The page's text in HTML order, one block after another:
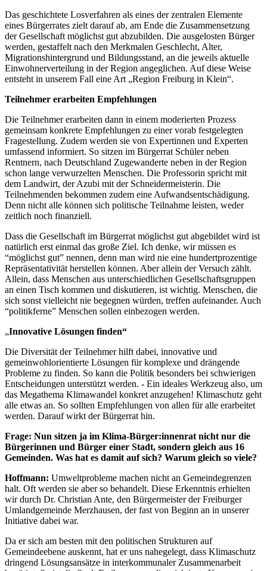
Das geschichtete Losverfahren als eines der zentralen Elemente
eines Bürgerrates zielt darauf ab, am Ende die Zusammensetzung
der Gesellschaft möglichst gut abzubilden. Die ausgelosten Bürger
werden, gestaffelt nach den Merkmalen Geschlecht, Alter,
Migrationshintergrund und Bildungsstand, an die jeweils aktuelle
Einwohnerverteilung in der Region angeglichen. Auf diese Weise
entsteht in unserem Fall eine Art „Region Freiburg in Klein“.
Teilnehmer erarbeiten Empfehlungen
Die Teilnehmer erarbeiten dann in einem moderierten Prozess
gemeinsam konkrete Empfehlungen zu einer vorab festgelegten
Fragestellung. Zudem werden sie von Expertinnen und Experten
umfassend informiert. So sitzen im Bürgerrat Schüler neben
Rentnern, nach Deutschland Zugewanderte neben in der Region
schon lange verwurzelten Menschen. Die Professorin spricht mit
dem Landwirt, der Azubi mit der Schneidermeisterin. Die
Teilnehmenden bekommen zudem eine Aufwandsentschädigung.
Denn nicht alle können sich politische Teilnahme leisten, weder
zeitlich noch finanziell.
Dass die Gesellschaft im Bürgerrat möglichst gut abgebildet wird ist
natürlich erst einmal das große Ziel. Ich denke, wir müssen es
“möglichst gut” nennen, denn man wird nie eine hundertprozentige
Repräsentativität herstellen können. Aber allein der Versuch zählt.
Allein, dass Menschen aus unterschiedlichen Gesellschaftsgruppen
an einen Tisch kommen und diskutieren, ist wichtig. Menschen, die
sich sonst vielleicht nie begegnen würden, treffen aufeinander. Auch
“politikferne” Menschen sollen einbezogen werden.
„Innovative Lösungen finden“
Die Diversität der Teilnehmer hilft dabei, innovative und
gemeinwohlorientierte Lösungen für komplexe und drängende
Probleme zu finden. So kann die Politik besonders bei schwierigen
Entscheidungen unterstützt werden. - Ein ideales Werkzeug also, um
das Megathema Klimawandel konkret anzugehen! Klimaschutz geht
alle etwas an. So sollten Empfehlungen von allen für alle erarbeitet
werden. Darauf wirkt der Bürgerrat hin.
Frage: Nun sitzen ja im Klima-Bürger:innenrat nicht nur die
Bürgerinnen und Bürger einer Stadt, sondern gleich aus 16
Gemeinden. Was hat es damit auf sich? Warum gleich so viele?
Hoffmann: Umweltprobleme machen nicht an Gemeindegrenzen
halt. Oft werden sie aber so behandelt. Diese Erkenntnis erhielten
wir durch Dr. Christian Ante, den Bürgermeister der Freiburger
Umlandgemeinde Merzhausen, der fast von Beginn an in unserer
Initiative dabei war.
Da er sich am besten mit den politischen Strukturen auf
Gemeindeebene auskennt, hat er uns nahegelegt, dass Klimaschutz
dringend Lösungsansätze in interkommunaler Zusammenarbeit